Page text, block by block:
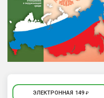
ЭЛЕКТРОННАЯ 149 ₽